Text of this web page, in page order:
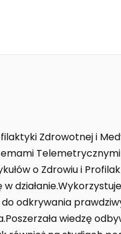
Zdrowotnej i
Telemetrycznymi
o Zdrowiu i
odkrywania
wiedzę